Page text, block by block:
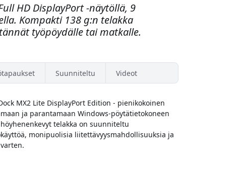
HD DisplayPort -näytöllä, 9
Kompakti 138 g:n telakka
työpöydälle tai matkalle.
Suunniteltu Videot
MX2 Lite DisplayPort Edition - pienikokoinen
ja parantamaan Windows-pöytätietokoneen
telakka on suunniteltu
monipuolisia liitettävyysmahdollisuuksia ja